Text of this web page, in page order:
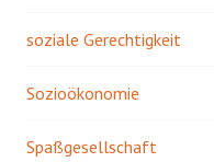
soziale Gerechtigkeit
Sozioökonomie
Spaßgesellschaft